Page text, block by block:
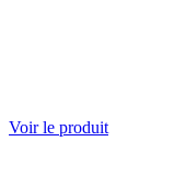
Voir le produit